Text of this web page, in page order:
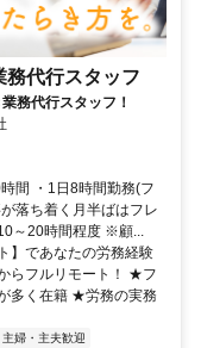
務代行スタッフ
務代行スタッフ！
間 ・1日8時間勤務(フ
落ち着く月半ばはフレ
～20時間程度 ※顧...
】であなたの労務経験
らフルリモート！ ★フ
多く在籍 ★労務の実務
主婦・主夫歓迎